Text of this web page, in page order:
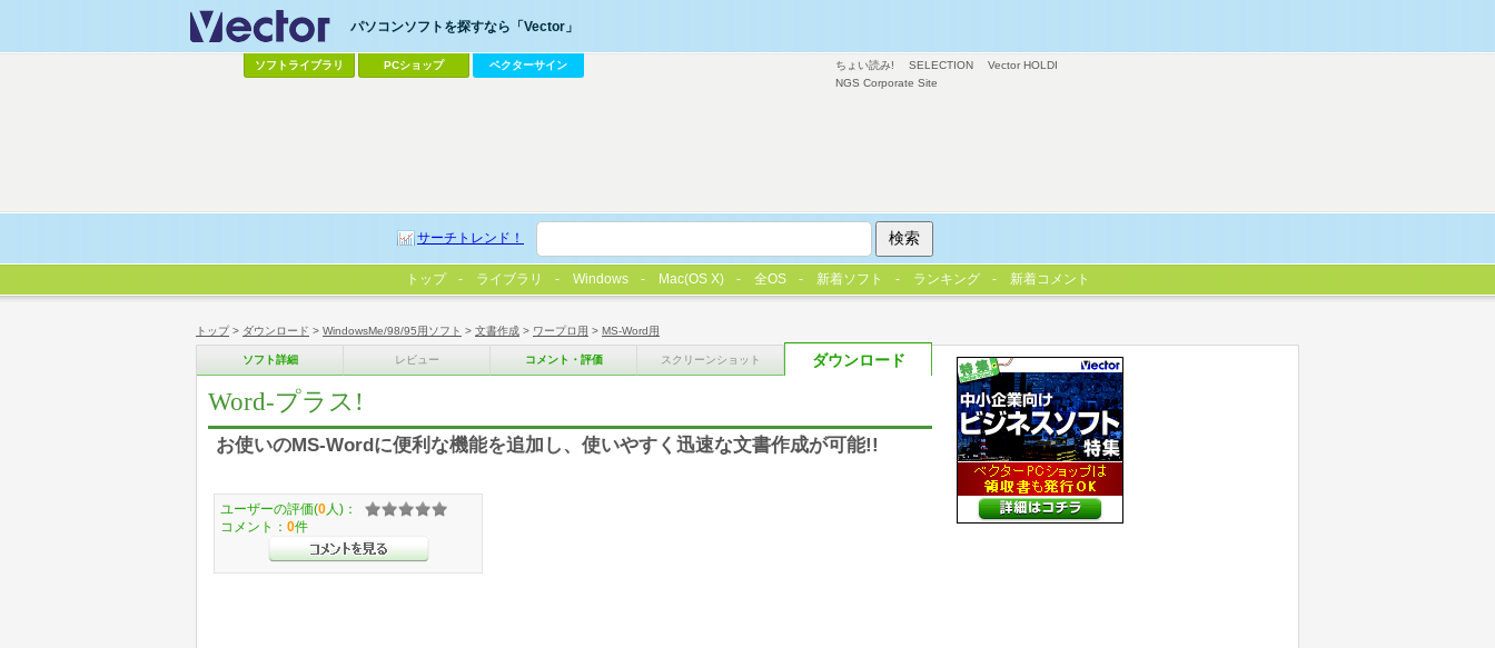
トップ> ダウンロード > WindowsMe/98/95用ソフト > 文書作成 > ワープロ用 > MS-Word用
ソフト詳細 レビュー コメント・評価 スクリーンショット ダウンロード
Word-プラス!
お使いのMS-Wordに便利な機能を追加し、使いやすく迅速な文書作成が可能!!
ユーザーの評価(0 人)：
コメント： 0件
ちょい読み! SELECTION
Vector HOLDI
NGS Corporate Site
パソコンソフトを探すなら「Vector」
ソフトライブラリ PCショップ ベクターサイン
サーチトレンド！
トップ ライブラリ Windows Mac(OS X) 全OS 新着ソフト ランキング 新着コメント